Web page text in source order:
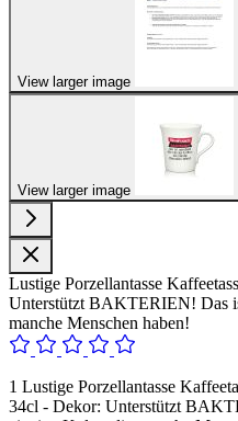
View larger image
View larger image
Lustige Porzellantasse
Unterstützt BAKTERIEN! Das
manche Menschen haben!
1 Lustige Porzellantasse
34cl - Dekor: Unterstützt